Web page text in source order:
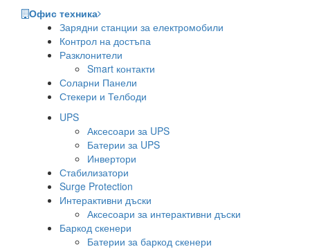
Офис техника
Зарядни станции за електромобили
Контрол на достъпа
Разклонители
Smart контакти
Соларни Панели
Стекери и Телбоди
UPS
Аксесоари за UPS
Батерии за UPS
Инвертори
Стабилизатори
Surge Protection
Интерактивни дъски
Аксесоари за интерактивни дъски
Баркод скенери
Батерии за баркод скенери